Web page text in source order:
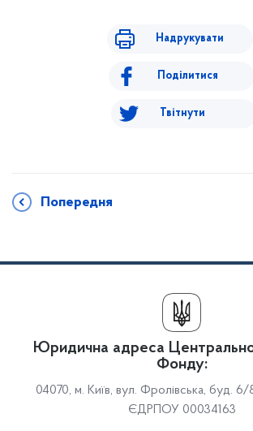
Надрукувати
Поділитися
Твітнути
Попередня
Юридична адреса
Фонду:
04070, м. Київ, вул. Фролівська, буд.
ЄДРПОУ 00034163